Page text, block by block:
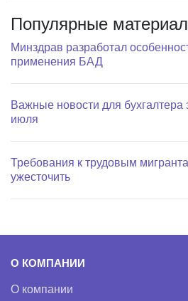
Популярные
Минздрав разработал
применения БАД
Важные новости для бухгалтера
июля
Требования к трудовым
ужесточить
О КОМПАНИИ
О компании